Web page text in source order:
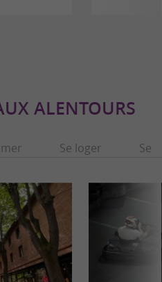
ALENTOURS
Se loger Se